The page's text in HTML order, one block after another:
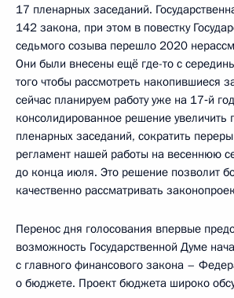
17 пленарных заседаний.
142 закона, при этом в повестку
седьмого созыва перешло 2020
Они были внесены ещё где-то с
того чтобы рассмотреть накопившиеся
сейчас планируем работу уже на 17‑й
консолидированное решение увеличить
пленарных заседаний, сократить
регламент нашей работы на весеннюю
до конца июля. Это решение позволит
качественно рассматривать
Перенос дня голосования впервые
возможность Государственной Думе
с главного финансового закона –
о бюджете. Проект бюджета широко